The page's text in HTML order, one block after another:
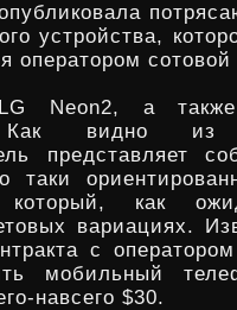
устройства,
оператором
Neon2, а также
Как видно
представляет
таки
который, как
вариациях.
с
мобильный
навсего $30.